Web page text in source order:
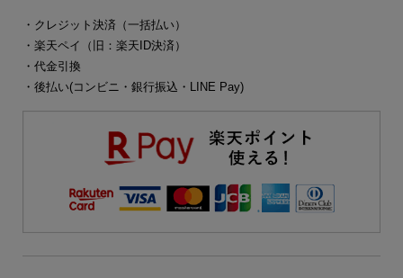
・クレジット決済（一括払い）
・楽天ペイ（旧：楽天ID決済）
・代金引換
・後払い(コンビニ・銀行振込・LINE Pay)